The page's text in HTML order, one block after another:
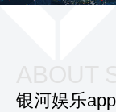
银河娱乐